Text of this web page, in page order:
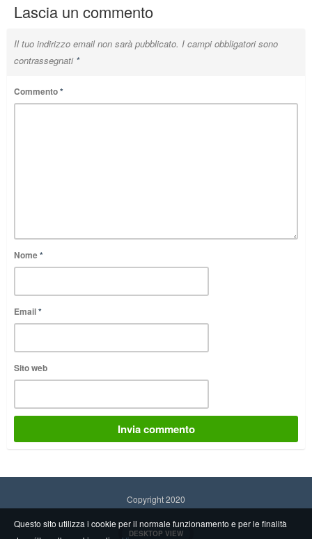
Lascia un commento
Il tuo indirizzo email non sarà pubblicato. I campi obbligatori sono
contrassegnati *
Commento*
Nome*
Email*
Sito web
Copyright 2020
DESKTOP VIEW
Questo sito utilizza i cookie per il normale funzionamento e per le finalità